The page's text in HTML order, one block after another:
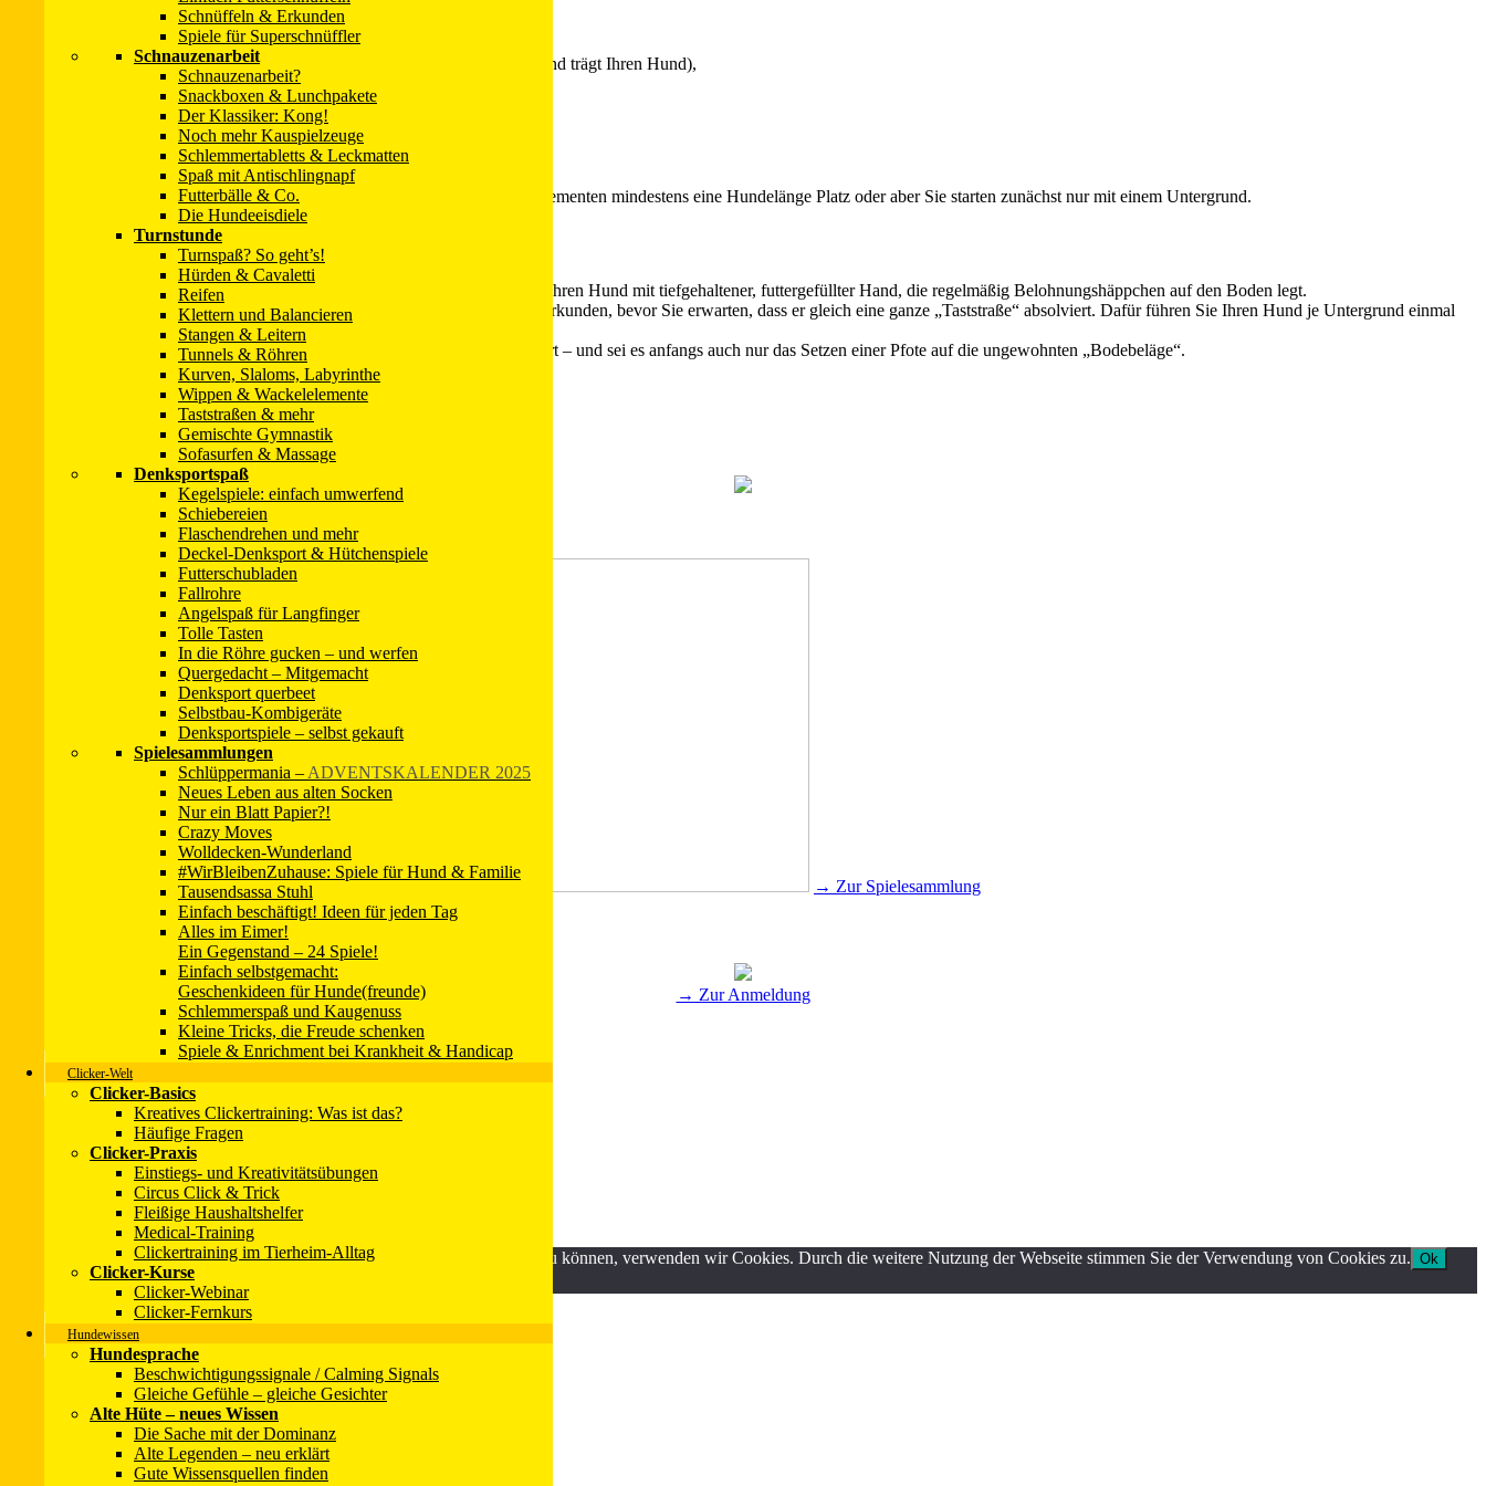
Schnüffeln & Erkunden
Spiele für Superschnüffler
Schnauzenarbeit
Schnauzenarbeit?
Snackboxen & Lunchpakete
Der Klassiker: Kong!
Noch mehr Kauspielzeuge
Schlemmertabletts & Leckmatten
Spaß mit Antischlingnapf
Futterbälle & Co.
Die Hundeeisdiele
Turnstunde
Turnspaß? So geht’s!
Hürden & Cavaletti
Reifen
Klettern und Balancieren
Stangen & Leitern
Tunnels & Röhren
Kurven, Slaloms, Labyrinthe
Wippen & Wackelelemente
Taststraßen & mehr
Gemischte Gymnastik
Sofasurfen & Massage
Denksportspaß
Kegelspiele: einfach umwerfend
Schiebereien
Flaschendrehen und mehr
Deckel-Denksport & Hütchenspiele
Futterschubladen
Fallrohre
Angelspaß für Langfinger
Tolle Tasten
In die Röhre gucken – und werfen
Quergedacht – Mitgemacht
Denksport querbeet
Selbstbau-Kombigeräte
Denksportspiele – selbst gekauft
Spielesammlungen
Schlüppermania – ADVENTSKALENDER 2025
Neues Leben aus alten Socken
Nur ein Blatt Papier?!
Crazy Moves
Wolldecken-Wunderland
#WirBleibenZuhause: Spiele für Hund & Familie
Tausendsassa Stuhl
Einfach beschäftigt! Ideen für jeden Tag
Alles im Eimer!
Ein Gegenstand – 24 Spiele!
Einfach selbstgemacht:
Geschenkideen für Hunde(freunde)
Schlemmerspaß und Kaugenuss
Kleine Tricks, die Freude schenken
Spiele & Enrichment bei Krankheit & Handicap
Clicker-Welt
Clicker-Basics
Kreatives Clickertraining: Was ist das?
Häufige Fragen
Clicker-Praxis
Einstiegs- und Kreativitätsübungen
Circus Click & Trick
Fleißige Haushaltshelfer
Medical-Training
Clickertraining im Tierheim-Alltag
Clicker-Kurse
Clicker-Webinar
Clicker-Fernkurs
Hundewissen
Hundesprache
Beschwichtigungssignale / Calming Signals
Gleiche Gefühle – gleiche Gesichter
Alte Hüte – neues Wissen
Die Sache mit der Dominanz
Alte Legenden – neu erklärt
Gute Wissensquellen finden
eine flache umgedrehte Plastikbox (vorausgesetzt, Sie ist stabil genug und trägt Ihren Hund),
ein Stück Styropor und…und…und…
Die Vorbereitung:
Legen Sie die Untergründe hintereinander zu einer Taststraße aus.
Variation für schüchterne Hunde: Entweder Sie lassen zwischen den Elementen mindestens eine Hundelänge Platz oder aber Sie starten zunächst nur mit einem Untergrund.
Und so geht’s:
Legen Sie entweder eine Futterspur über die Elemente oder führen Sie Ihren Hund mit tiefgehaltener, futtergefüllter Hand, die regelmäßig Belohnungshäppchen auf den Boden legt.
Lassen Sie Ihren Hund die neuen Untergründe am Besten erst einzeln erkunden, bevor Sie erwarten, dass er gleich eine ganze „Taststraße“ absolviert. Dafür führen Sie Ihren Hund je Untergrund einmal
quer über die Straße (sodass er immer nur einen Untergrund kreuzt).
Dabei ist jede kleine bestandene Mutprobe anfangs eine Belohnung wert – und sei es anfangs auch nur das Setzen einer Pfote auf die ungewohnten „Bodebeläge“.
Christina Sondermann
Fahrbarer Untersatz / Anhängertraining
→ Info-Seite zum Kanal
→ Zur Facebook-Seite
→ Zur Spielesammlung
→ Zur Anmeldung
→ Zur Infoseite
→ Zum Shop
Impressum
Datenschutzerklärung
Kontakt
Wir über uns
Mitmachen!
Copyright 2001 - 2025 © Christina Sondermann - SPASS-MIT-HUND
Um unsere Webseite für Sie optimal zu gestalten und fortlaufend verbessern zu können, verwenden wir Cookies. Durch die weitere Nutzung der Webseite stimmen Sie der Verwendung von Cookies zu. Ok
Datenschutzerklärung